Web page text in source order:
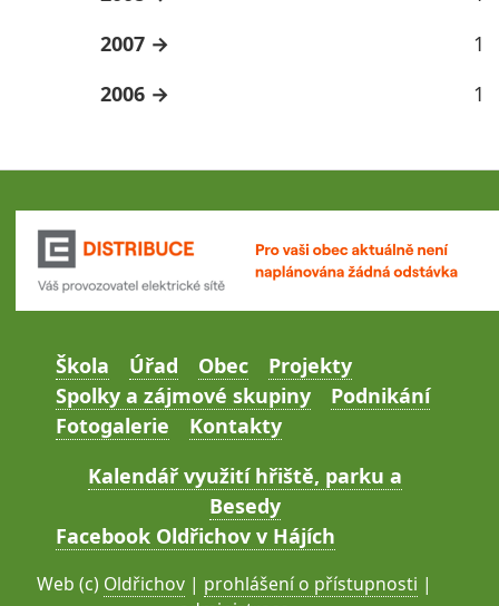
2007
1
2006
1
Škola Úřad Obec
Projekty
Spolky a zájmové skupiny
Podnikání
Fotogalerie
Kontakty
Kalendář využití hřiště, parku a
Besedy
Facebook Oldřichov v Hájích
Web (c) Oldřichov | prohlášení o přístupnosti |